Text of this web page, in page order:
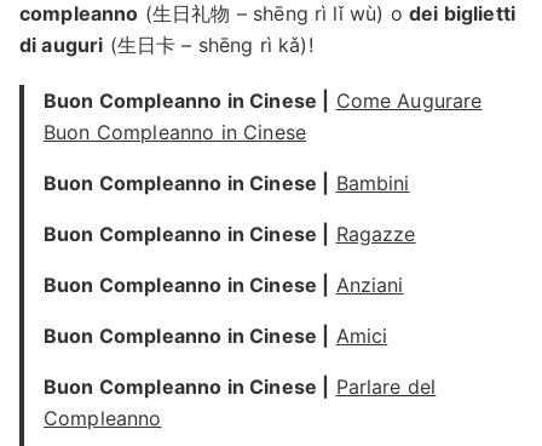
compleanno (生日礼物 – shēng rì lǐ wù) o dei biglietti
di auguri (生日卡 – shēng rì kǎ)!
Buon Compleanno in Cinese |
Come Augurare
Buon Compleanno in Cinese
Buon Compleanno in Cinese | Bambini
Buon Compleanno in Cinese | Ragazze
Buon Compleanno in Cinese | Anziani
Buon Compleanno in Cinese | Amici
Buon Compleanno in Cinese |
Parlare del
Compleanno